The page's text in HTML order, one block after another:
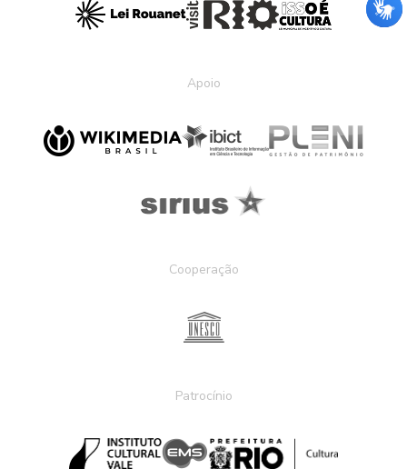
Apoio
Cooperação
Patrocínio